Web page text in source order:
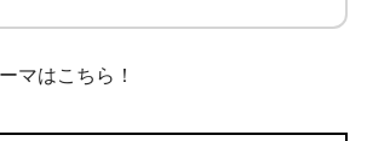
マはこちら！